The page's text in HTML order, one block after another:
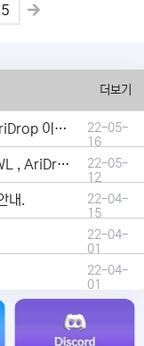
5
더보기
Meme Therapy x MetaBrickZ WL & AriDrop 이벤트 결과안내!
22-05-
16
Meme Therapy x MetaBrickZ 협업 & WL , AriDrop 이벤트 안내
22-05-
12
내.
22-04-
15
22-04-
01
22-04-
01